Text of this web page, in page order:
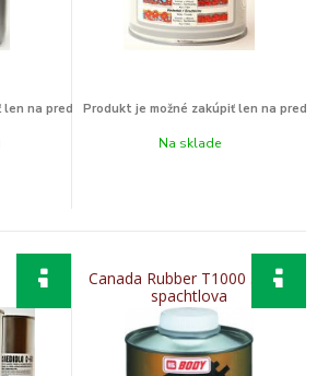
Na sklade
Canada Rubber T1000 5KG -
spachtlova